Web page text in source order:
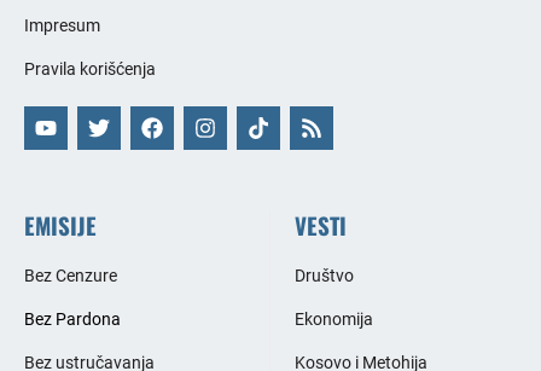
Impresum
Pravila korišćenja
EMISIJE
Bez Cenzure
Bez Pardona
Bez ustručavanja
VESTI
Društvo
Ekonomija
Kosovo i Metohija